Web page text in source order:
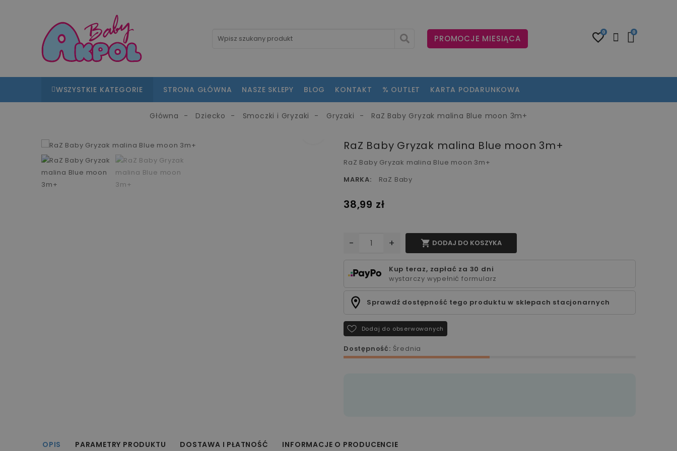
PROMOCJE MIESIĄCA
0 0
WSZYSTKIE KATEGORIE STRONA GŁÓWNA NASZE SKLEPY BLOG KONTAKT % OUTLET KARTA PODARUNKOWA
Główna Dziecko Smoczki i Gryzaki Gryzaki RaZ Baby Gryzak malina Blue moon 3m+
RaZ Baby Gryzak malina Blue moon 3m+
RaZ Baby Gryzak malina Blue moon 3m+
MARKA:
RaZ Baby
38,99 zł
- +  DODAJ DO KOSZYKA
Kup teraz, zapłać za 30 dni
wystarczy wypełnić formularz
Sprawdź dostępność tego produktu w sklepach stacjonarnych
Dodaj do obserwowanych
Dostępność: Średnia
OPIS PARAMETRY PRODUKTU DOSTAWA I PŁATNOŚĆ INFORMACJE O PRODUCENCIE